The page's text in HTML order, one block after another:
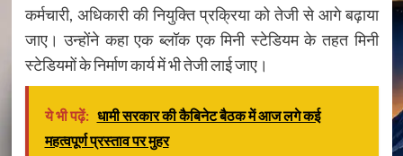
कर्मचारी, अधिकारी की नियुक्ति प्रक्रिया को तेजी से आगे बढ़ाया
जाए। उन्होंने कहा एक ब्लॉक एक मिनी स्टेडियम के तहत मिनी
स्टेडियमों के निर्माण कार्य में भी तेजी लाई जाए।
ये भी पढ़ें: धामी सरकार की कैबिनेट बैठक में आज लगे कई
महत्वपूर्ण प्रस्ताव पर मुहर